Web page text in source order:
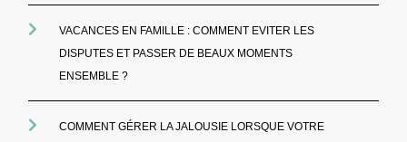
VACANCES EN FAMILLE : COMMENT EVITER LES
DISPUTES ET PASSER DE BEAUX MOMENTS
ENSEMBLE ?
COMMENT GÉRER LA JALOUSIE LORSQUE VOTRE